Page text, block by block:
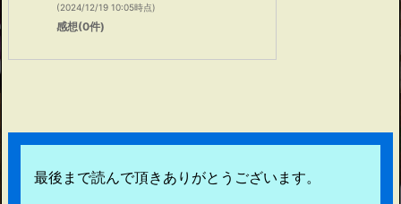
(2024/12/19 10:05時点)
感想(0件)
最後まで読んで頂きありがとうございます。